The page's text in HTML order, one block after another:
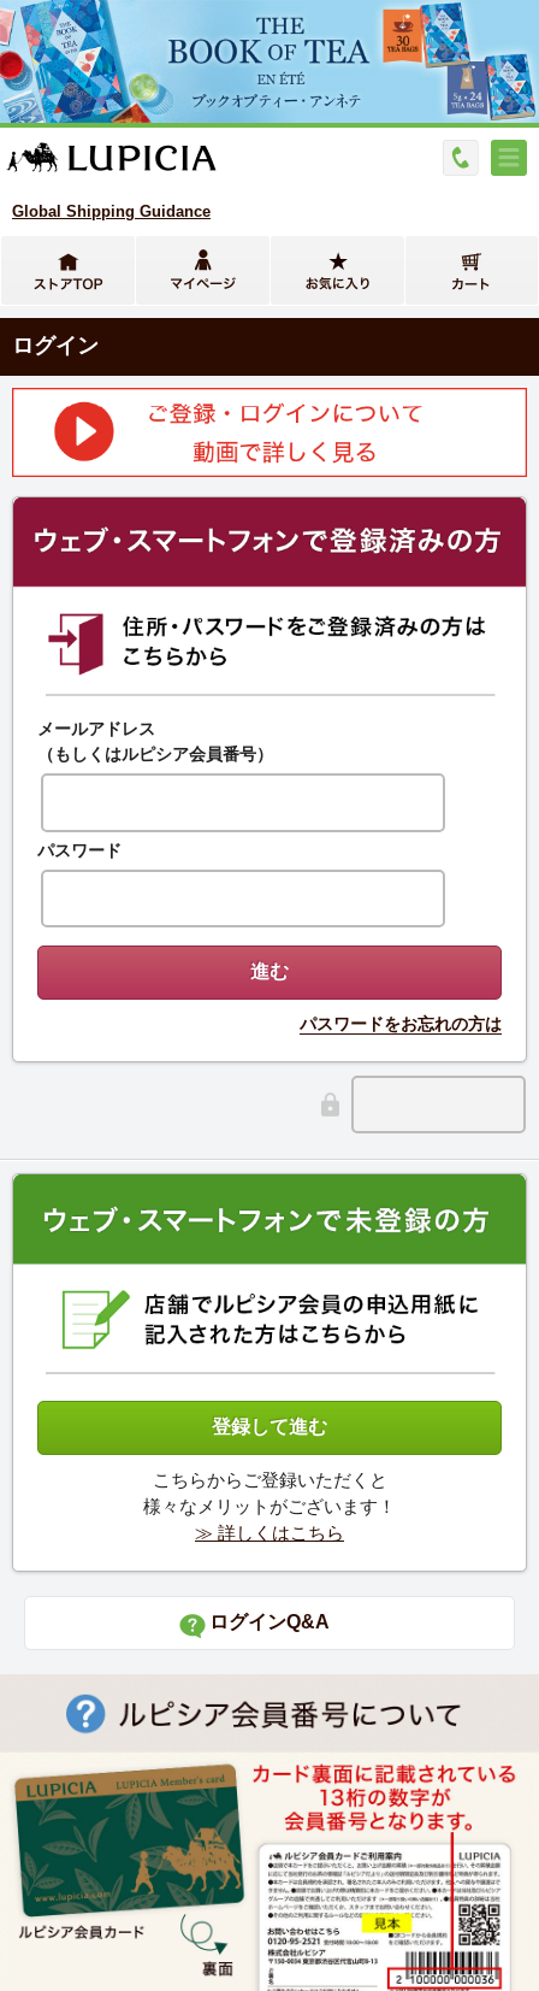
Global Shipping Guidance
ログイン
メールアドレス
（もしくはルピシア会員番号）
パスワード
パスワードをお忘れの方は
こちらからご登録いただくと
様々なメリットがございます！
≫ 詳しくはこちら